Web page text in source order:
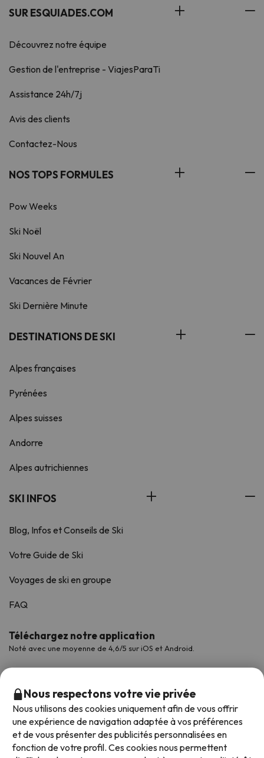
SUR ESQUIADES.COM
Découvrez notre équipe
Gestion de l'entreprise - ViajesParaTi
Assistance 24h/7j
Avis des clients
Contactez-Nous
NOS TOPS FORMULES
Pow Weeks
Ski Noël
Ski Nouvel An
Vacances de Février
Ski Dernière Minute
DESTINATIONS DE SKI
Alpes françaises
Pyrénées
Alpes suisses
Andorre
Alpes autrichiennes
SKI INFOS
Blog, Infos et Conseils de Ski
Votre Guide de Ski
Voyages de ski en groupe
FAQ
Téléchargez notre application
Noté avec une moyenne de 4,6/5 sur iOS et Android.
Nous respectons votre vie privée
Nous utilisons des cookies uniquement afin de vous offrir
une expérience de navigation adaptée à vos préférences
et de vous présenter des publicités personnalisées en
fonction de votre profil. Ces cookies nous permettent